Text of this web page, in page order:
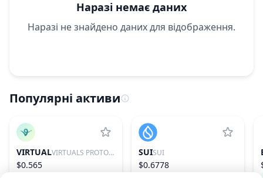
Наразі немає даних
Наразі не знайдено даних для відображення.
Популярні активи
VIRTUAL VIRTUALS PROTOCOL
$0.565
SUISUI
$0.6778